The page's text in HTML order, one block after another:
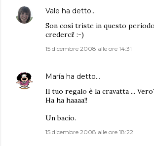
Vale ha detto…
Son così triste in questo
crederci! :-)
15 dicembre 2008 alle ore 14:31
María ha detto…
Il tuo regalo è la cravatta ...
Ha ha haaaa!!
Un bacio.
15 dicembre 2008 alle ore 18:22